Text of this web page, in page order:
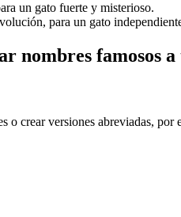
un gato fuerte y misterioso.
para un gato
nombres famosos
o crear versiones abreviadas, por